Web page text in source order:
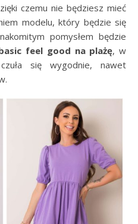
czemu nie będziesz mieć
modelu, który będzie się
pomysłem będzie
feel good na plażę, w
się wygodnie, nawet